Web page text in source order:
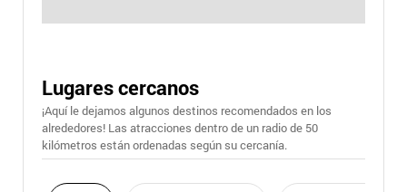
Lugares cercanos
¡Aquí le dejamos algunos destinos recomendados en los
alrededores! Las atracciones dentro de un radio de 50
kilómetros están ordenadas según su cercanía.